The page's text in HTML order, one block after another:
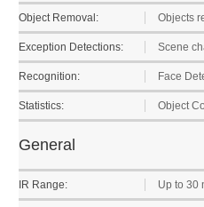
Object Removal: Objects
Exception Detections: Scene
Recognition: Face
Statistics: Object
General
IR Range: Up to 30